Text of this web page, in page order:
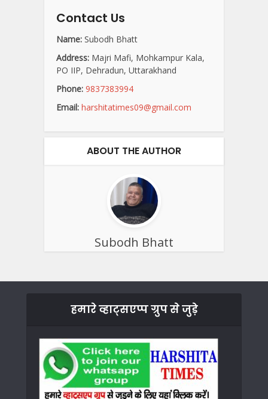
Contact Us
Name: Subodh Bhatt
Address: Majri Mafi, Mohkampur Kala,
PO IIP, Dehradun, Uttarakhand
Phone: 9837383994
Email: harshitatimes09@gmail.com
ABOUT THE AUTHOR
Subodh Bhatt
हमारे व्हाट्सएप्प ग्रुप से जुड़े